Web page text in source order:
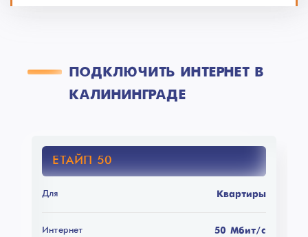
ПОДКЛЮЧИТЬ ИНТЕРНЕТ В
КАЛИНИНГРАДЕ
ЕТАЙП 50
Для Квартиры
Интернет 50 Мбит/с